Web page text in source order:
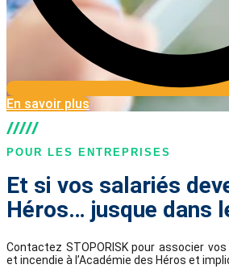
En savoir plus
POUR LES ENTREPRISES
Et si vos salariés
Héros… jusque dans
Contactez STOPORISK pour associer
et incendie à l’Académie des Héros et